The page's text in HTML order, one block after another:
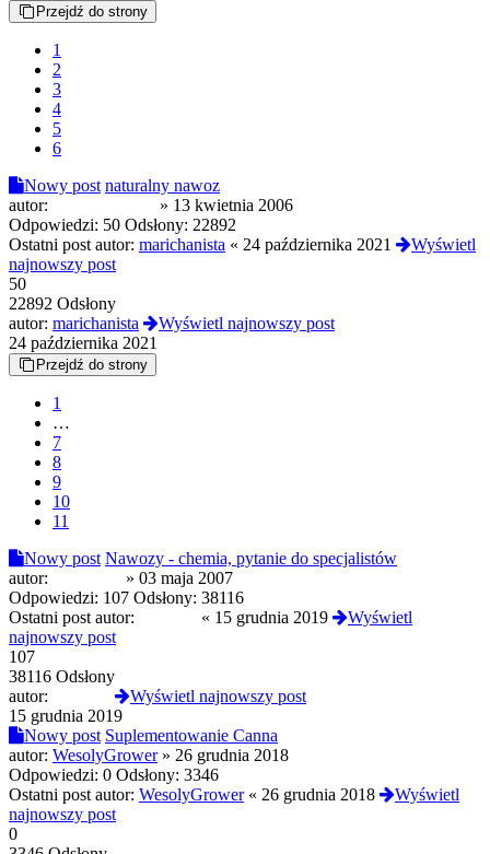
Przejdź do strony
1
2
3
4
5
6
Nowy post naturalny nawoz
autor:
» 13 kwietnia 2006
Odpowiedzi: 50 Odsłony: 22892
Ostatni post autor: marichanista « 24 października 2021
Wyświetl
najnowszy post
50
22892 Odsłony
autor: marichanista
Wyświetl najnowszy post
24 października 2021
Przejdź do strony
1
…
7
8
9
10
11
Nowy post Nawozy - chemia, pytanie do specjalistów
autor:
» 03 maja 2007
Odpowiedzi: 107 Odsłony: 38116
Ostatni post autor:
« 15 grudnia 2019
Wyświetl
najnowszy post
107
38116 Odsłony
autor:
Wyświetl najnowszy post
15 grudnia 2019
Nowy post Suplementowanie Canna
autor: WesolyGrower» 26 grudnia 2018
Odpowiedzi: 0 Odsłony: 3346
Ostatni post autor: WesolyGrower« 26 grudnia 2018
Wyświetl
najnowszy post
0